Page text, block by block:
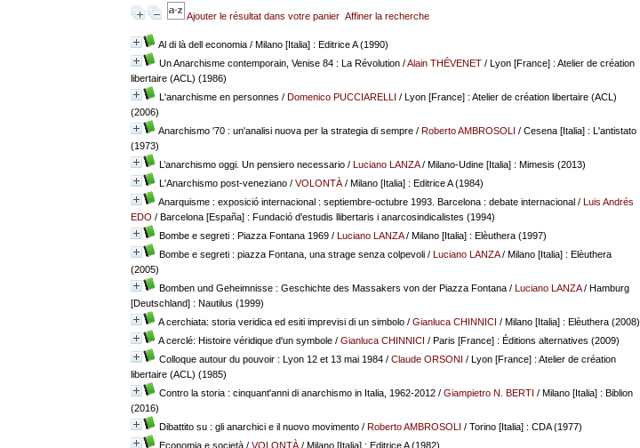
Ajouter le résultat dans votre panier Affiner la recherche
Al di là dell economia/ Milano [Italia] : Editrice A (1990)
Un Anarchisme contemporain, Venise 84 : La Révolution/Alain THÉVENET/ Lyon [France] : Atelier de création
libertaire (ACL) (1986)
L'anarchisme en personnes / Domenico PUCCIARELLI / Lyon [France] : Atelier de création libertaire (ACL)
(2006)
Anarchismo '70 : un'analisi nuova per la strategia di sempre/ Roberto AMBROSOLI / Cesena [Italia] : L'antistato
(1973)
L’anarchismo oggi. Un pensiero necessario/ Luciano LANZA/ Milano-Udine [Italia] : Mimesis (2013)
L'Anarchismo post-veneziano/ VOLONTÀ/ Milano [Italia] : Editrice A (1984)
Anarquisme : exposició internacional : septiembre-octubre 1993. Barcelona : debate internacional/ Luis Andrés
EDO / Barcelona [España] : Fundació d'estudis llibertaris i anarcosindicalistes (1994)
Bombe e segreti : Piazza Fontana 1969/ Luciano LANZA/ Milano [Italia] : Elèuthera (1997)
Bombe e segreti : piazza Fontana, una strage senza colpevoli/ Luciano LANZA/ Milano [Italia] : Elèuthera
(2005)
Bomben und Geheimnisse : Geschichte des Massakers von der Piazza Fontana/ Luciano LANZA/ Hamburg
[Deutschland] : Nautilus (1999)
A cerchiata: storia veridica ed esiti imprevisi di un simbolo/ Gianluca CHINNICI / Milano [Italia] : Elèuthera (2008)
A cerclé: Histoire véridique d'un symbole/ Gianluca CHINNICI / Paris [France] : Éditions alternatives (2009)
Colloque autour du pouvoir : Lyon 12 et 13 mai 1984/ Claude ORSONI / Lyon [France] : Atelier de création
libertaire (ACL) (1985)
Contro la storia : cinquant'anni di anarchismo in Italia, 1962-2012/ Giampietro N. BERTI / Milano [Italia] : Biblion
(2016)
Dibattito su : gli anarchici e il nuovo movimento/ Roberto AMBROSOLI / Torino [Italia] : CDA (1977)
Economia e società/ VOLONTÀ/ Milano [Italia] : Editrice A (1982)